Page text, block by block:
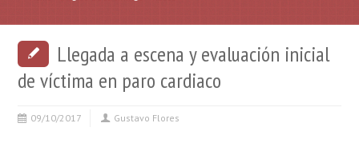
Llegada a escena y evaluación inicial
de víctima en paro cardiaco
09/10/2017 Gustavo Flores